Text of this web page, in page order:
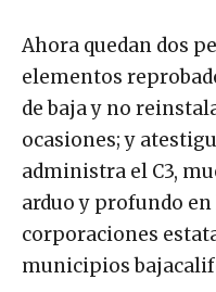
Ahora quedan dos
elementos
de baja y no
ocasiones; y
administra el C3,
arduo y profundo
corporaciones
municipios